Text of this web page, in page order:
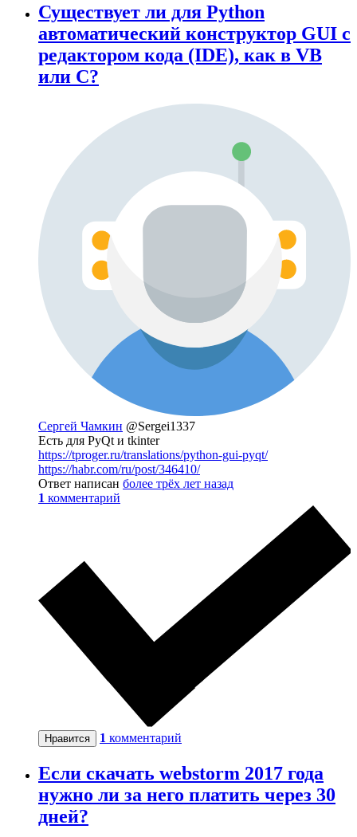
Существует ли для Python
автоматический конструктор GUI с
редактором кода (IDE), как в VB
или C?
Сергей Чамкин @Sergei1337
Есть для PyQt и tkinter
https://tproger.ru/translations/python-gui-pyqt/
https://habr.com/ru/post/346410/
Ответ написан более трёх лет назад
1 комментарий
Нравится 1 комментарий
Если скачать webstorm 2017 года
нужно ли за него платить через 30
дней?